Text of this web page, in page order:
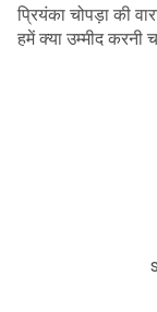
प्रियंका चोपड़ा की
हमें क्या उम्मीद करनी